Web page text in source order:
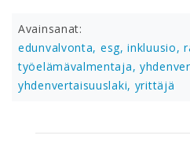
Avainsanat:
edunvalvonta, esg,inkluusio,
työelämävalmentaja,
yhdenvertaisuuslaki, yrittäjä